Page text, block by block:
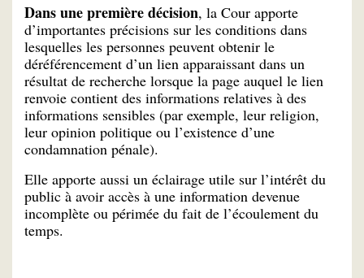
Dans une première décision, la Cour apporte
d’importantes précisions sur les conditions dans
lesquelles les personnes peuvent obtenir le
déréférencement d’un lien apparaissant dans un
résultat de recherche lorsque la page auquel le lien
renvoie contient des informations relatives à des
informations sensibles (par exemple, leur religion,
leur opinion politique ou l’existence d’une
condamnation pénale).
Elle apporte aussi un éclairage utile sur l’intérêt du
public à avoir accès à une information devenue
incomplète ou périmée du fait de l’écoulement du
temps.